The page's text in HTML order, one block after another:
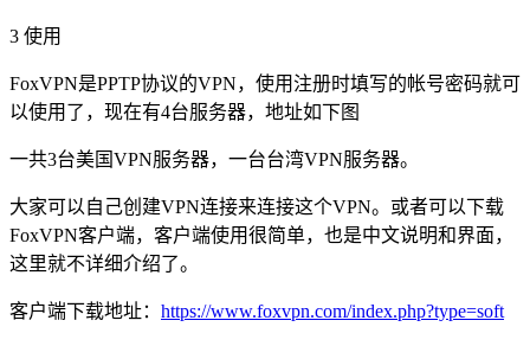
3 使用
FoxVPN是PPTP协议的VPN，使用注册时填写的帐号密码就可
以使用了，现在有4台服务器，地址如下图
一共3台美国VPN服务器，一台台湾VPN服务器。
大家可以自己创建VPN连接来连接这个VPN。或者可以下载
FoxVPN客户端，客户端使用很简单，也是中文说明和界面，
这里就不详细介绍了。
客户端下载地址： https://www.foxvpn.com/index.php?type=soft